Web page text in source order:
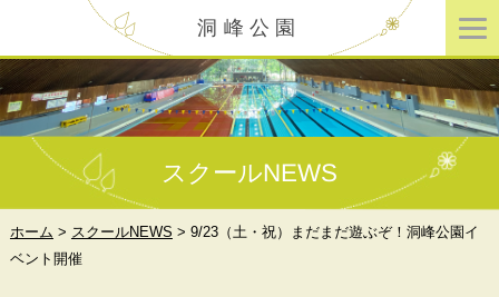
洞峰公園
スクールNEWS
ホーム > スクールNEWS > 9/23（土・祝）まだまだ遊ぶぞ！洞峰公園イ
ベント開催